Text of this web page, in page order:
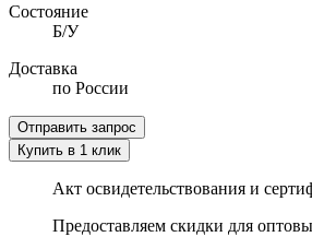
Состояние
Б/У
Доставка
по России
Отправить запрос
Купить в 1 клик
Акт освидетельствования и
Предоставляем скидки для